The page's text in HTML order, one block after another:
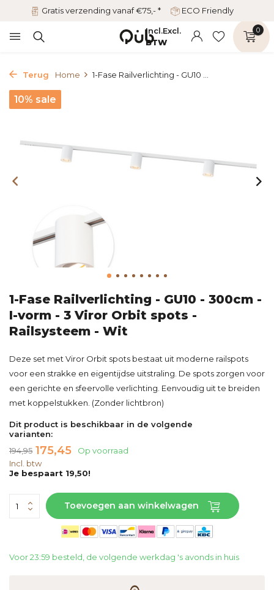
Gratis verzending vanaf €75,- * ECO Friendly
Incl.Excl.
BTW
0
Terug Home 1-Fase Railverlichting - GU10 ...
10% sale
1-Fase Railverlichting - GU10 - 300cm -
I-vorm - 3 Viror Orbit spots -
Railsysteem - Wit
Deze set met Viror Orbit spots bestaat uit moderne railspots
voor een strakke en eigentijdse uitstraling. De spots zorgen voor
een gerichte en sfeervolle verlichting. Eenvoudig uit te breiden
met koppelstukken. (Zonder lichtbron)
Dit product is beschikbaar in de volgende
varianten:
194,95 175,45
Op voorraad
Incl. btw
Je bespaart 19,50!
Toevoegen aan winkelwagen
Voor 23:59 besteld, de volgende werkdag 's avonds in huis